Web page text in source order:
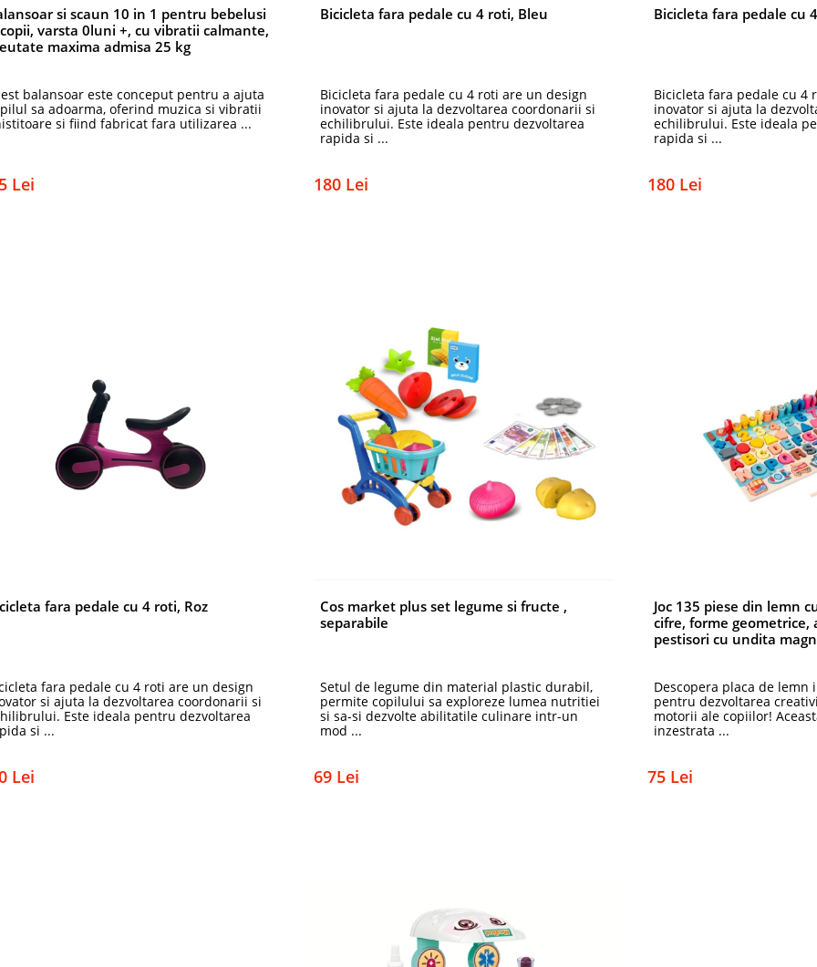
si scaun 10 in 1 pentru bebelusi
varsta 0luni +, cu vibratii calmante,
maxima admisa 25 kg
balansoar este conceput pentru a ajuta
sa adoarma, oferind muzica si vibratii
si fiind fabricat fara utilizarea ...
Lei
Bicicleta fara pedale cu 4 roti, Bleu
Bicicleta fara pedale cu 4 roti are un design
inovator si ajuta la dezvoltarea coordonarii si
echilibrului. Este ideala pentru dezvoltarea
rapida si ...
180 Lei
Bicicleta fara pedale cu
Bicicleta fara pedale cu 4
inovator si ajuta la
echilibrului. Este ideala
rapida si ...
180 Lei
fara pedale cu 4 roti, Roz
fara pedale cu 4 roti are un design
si ajuta la dezvoltarea coordonarii si
Este ideala pentru dezvoltarea
si ...
Lei
Cos market plus set legume si fructe ,
separabile
Setul de legume din material plastic durabil,
permite copilului sa exploreze lumea nutritiei
si sa-si dezvolte abilitatile culinare intr-un
mod ...
69 Lei
Joc 135 piese din lemn
cifre, forme geometrice,
pestisori cu undita
Descopera placa de lemn
pentru dezvoltarea
motorii ale copiilor!
inzestrata ...
75 Lei